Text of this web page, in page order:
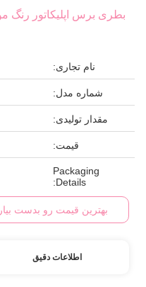
نام تجاری:
شماره مدل:
مقدار تولیدی:
قیمت:
Packaging
Details:
بهترین قیمت رو بدست بیار
اطلاعات دقیق